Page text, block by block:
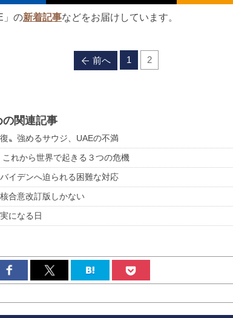
」の新着記事などをお届けしています。
前へ 1 2
関連記事
〟強めるサウジ、UAEの不満
れから世界で起きる３つの危機
イデンへ迫られる困難な対応
合意改訂版しかない
になる日